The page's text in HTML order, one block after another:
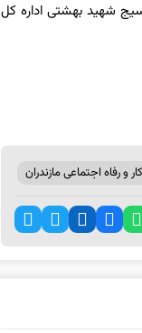
شهید بهشتی اداره کل
و رفاه اجتماعی مازندران